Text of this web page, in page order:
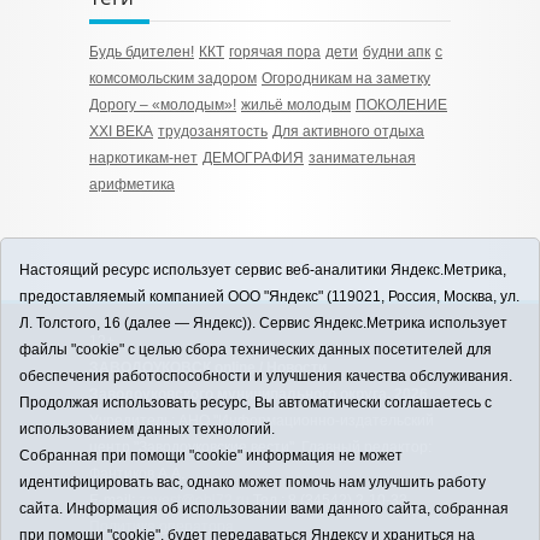
Будь бдителен! ККТ горячая пора дети будни апк с
комсомольским задором Огородникам на заметку
Дорогу – «молодым»! жильё молодым ПОКОЛЕНИЕ
XXI ВЕКА трудозанятость Для активного отдыха
наркотикам-нет ДЕМОГРАФИЯ занимательная
арифметика
12+
ЗАВОДОУКОВСК online / Новости
Заводоуковского муниципального округа, 2026
Учредитель: АНО "Информационно-издательский
центр "Заводоуковские вести". Главный редактор:
E-mail:
zavest@obl72.ru
Тел.: 8 (34542) 2-10-33
Политика оператора
Настоящий ресурс использует сервис веб-аналитики Яндекс.Метрика,
предоставляемый компанией ООО "Яндекс" (119021, Россия, Москва, ул.
Л. Толстого, 16 (далее — Яндекс)). Сервис Яндекс.Метрика использует
файлы "cookie" с целью сбора технических данных посетителей для
обеспечения работоспособности и улучшения качества обслуживания.
Продолжая использовать ресурс, Вы автоматически соглашаетесь с
использованием данных технологий.
Собранная при помощи "cookie" информация не может
идентифицировать вас, однако может помочь нам улучшить работу
сайта. Информация об использовании вами данного сайта, собранная
при помощи "cookie", будет передаваться Яндексу и храниться на